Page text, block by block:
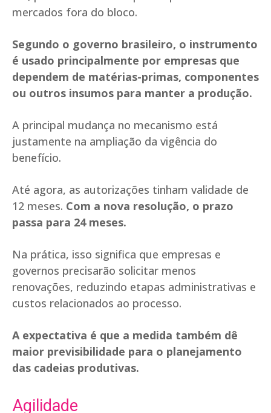
mercados fora do bloco.
Segundo o governo brasileiro, o instrumento
é usado principalmente por empresas que
dependem de matérias-primas, componentes
ou outros insumos para manter a produção.
A principal mudança no mecanismo está
justamente na ampliação da vigência do
benefício.
Até agora, as autorizações tinham validade de
12 meses. Com a nova resolução, o prazo
passa para 24 meses.
Na prática, isso significa que empresas e
governos precisarão solicitar menos
renovações, reduzindo etapas administrativas e
custos relacionados ao processo.
A expectativa é que a medida também dê
maior previsibilidade para o planejamento
das cadeias produtivas.
Agilidade